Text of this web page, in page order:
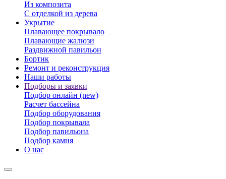
Из композита
С отделкой из дерева
Укрытие
Плавающее покрывало
Плавающие жалюзи
Раздвижной павильон
Бортик
Ремонт и реконструкция
Наши работы
Подборы и заявки
Подбор онлайн (new)
Расчет бассейна
Подбор оборудования
Подбор покрывала
Подбор павильона
Подбор камня
О нас